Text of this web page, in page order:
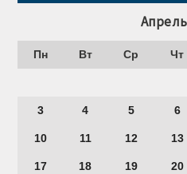
Пн Вт Ср Чт
3 4 5 6
10 11 12 13
17 18 19 20